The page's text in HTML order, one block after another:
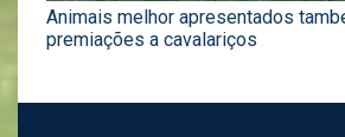
Animais melhor apresentados
premiações a cavalariços